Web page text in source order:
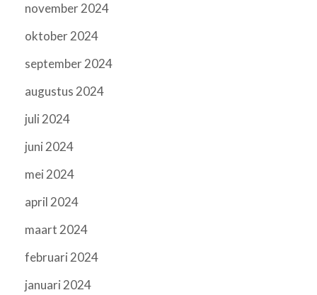
november 2024
oktober 2024
september 2024
augustus 2024
juli 2024
juni 2024
mei 2024
april 2024
maart 2024
februari 2024
januari 2024